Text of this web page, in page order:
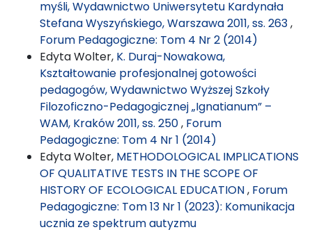
myśli, Wydawnictwo Uniwersytetu Kardynała
Stefana Wyszyńskiego, Warszawa 2011, ss. 263,
Forum Pedagogiczne: Tom 4 Nr 2 (2014)
Edyta Wolter, K. Duraj-Nowakowa,
Kształtowanie profesjonalnej gotowości
pedagogów, Wydawnictwo Wyższej Szkoły
Filozoficzno-Pedagogicznej „Ignatianum” –
WAM, Kraków 2011, ss. 250, Forum
Pedagogiczne: Tom 4 Nr 1 (2014)
Edyta Wolter, METHODOLOGICAL IMPLICATIONS
OF QUALITATIVE TESTS IN THE SCOPE OF
HISTORY OF ECOLOGICAL EDUCATION, Forum
Pedagogiczne: Tom 13 Nr 1 (2023): Komunikacja
ucznia ze spektrum autyzmu